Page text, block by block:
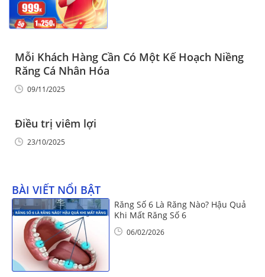
Mỗi Khách Hàng Cần Có Một Kế Hoạch Niềng
Răng Cá Nhân Hóa
09/11/2025
Điều trị viêm lợi
23/10/2025
BÀI VIẾT NỔI BẬT
Răng Số 6 Là Răng Nào? Hậu Quả
Khi Mất Răng Số 6
06/02/2026